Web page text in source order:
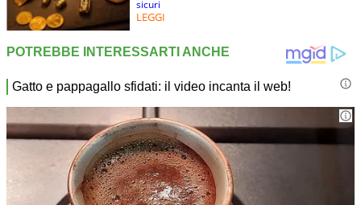
sicuri
LEGGI